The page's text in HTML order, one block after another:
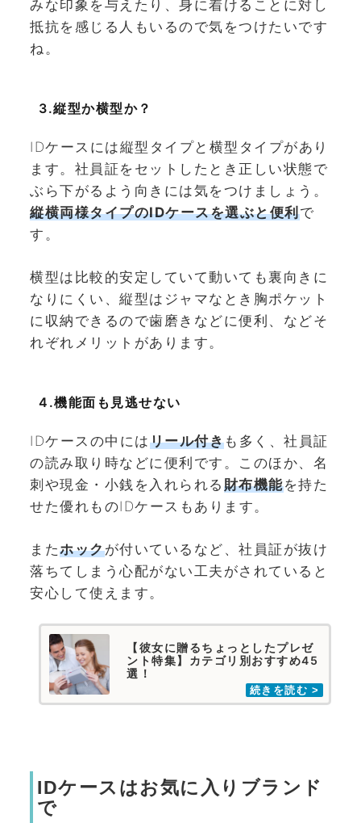
みな印象を与えたり、身に着けることに対し
抵抗を感じる人もいるので気をつけたいです
ね。
3.縦型か横型か？
IDケースには縦型タイプと横型タイプがあり
ます。社員証をセットしたとき正しい状態で
ぶら下がるよう向きには気をつけましょう。
縦横両様タイプのIDケースを選ぶと便利で
す。
横型は比較的安定していて動いても裏向きに
なりにくい、縦型はジャマなとき胸ポケット
に収納できるので歯磨きなどに便利、などそ
れぞれメリットがあります。
4.機能面も見逃せない
IDケースの中にはリール付きも多く、社員証
の読み取り時などに便利です。このほか、名
刺や現金・小銭を入れられる 財布機能を持た
せた優れものIDケースもあります。
またホックが付いているなど、社員証が抜け
落ちてしまう心配がない工夫がされていると
安心して使えます。
【彼女に贈るちょっとしたプレゼ
ント特集】カテゴリ別おすすめ45
選！
IDケースはお気に入りブランド
で